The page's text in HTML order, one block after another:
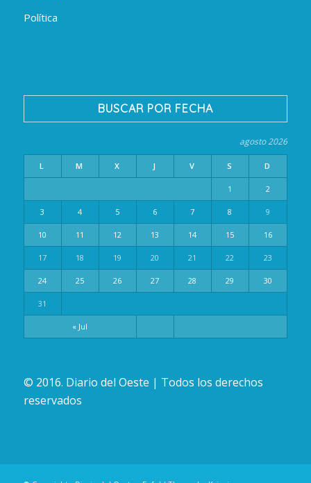
Política
BUSCAR POR FECHA
agosto 2026
L M X J V S D
« Jul
1 2
3 4 5 6 7 8 9
10 11 12 13 14 15 16
17 18 19 20 21 22 23
24 25 26 27 28 29 30
31
© 2016. Diario del Oeste | Todos los derechos
reservados